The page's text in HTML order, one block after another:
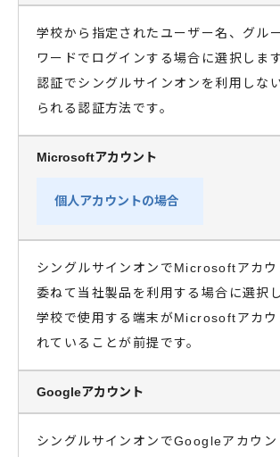
学校から指定されたユーザー名、グル
ワードでログインする場合に選択します
認証でシングルサインオンを利用しな
られる認証方法です。
Microsoftアカウント
個人アカウントの場合
シングルサインオンでMicrosoftアカウ
委ねて当社製品を利用する場合に選択し
学校で使用する端末がMicrosoftアカウ
れていることが前提です。
Googleアカウント
シングルサインオンでGoogleアカウン